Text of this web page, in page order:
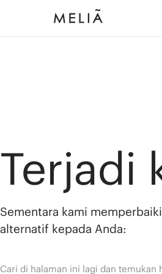
Terjadi
Sementara kami
alternatif kepada Anda:
Cari di halaman ini lagi dan temukan